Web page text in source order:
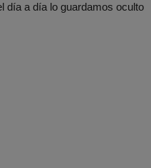
día a día lo guardamos oculto